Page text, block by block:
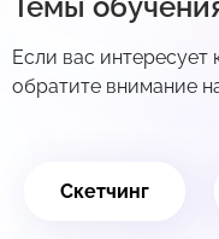
Если вас интересует
обратите внимание
Скетчинг